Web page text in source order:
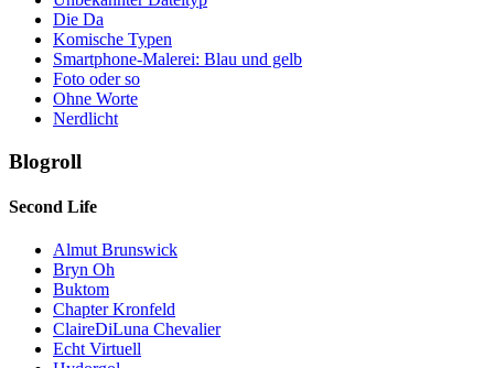
Die Da
Komische Typen
Smartphone-Malerei: Blau und gelb
Foto oder so
Ohne Worte
Nerdlicht
Blogroll
Second Life
Almut Brunswick
Bryn Oh
Buktom
Chapter Kronfeld
ClaireDiLuna Chevalier
Echt Virtuell